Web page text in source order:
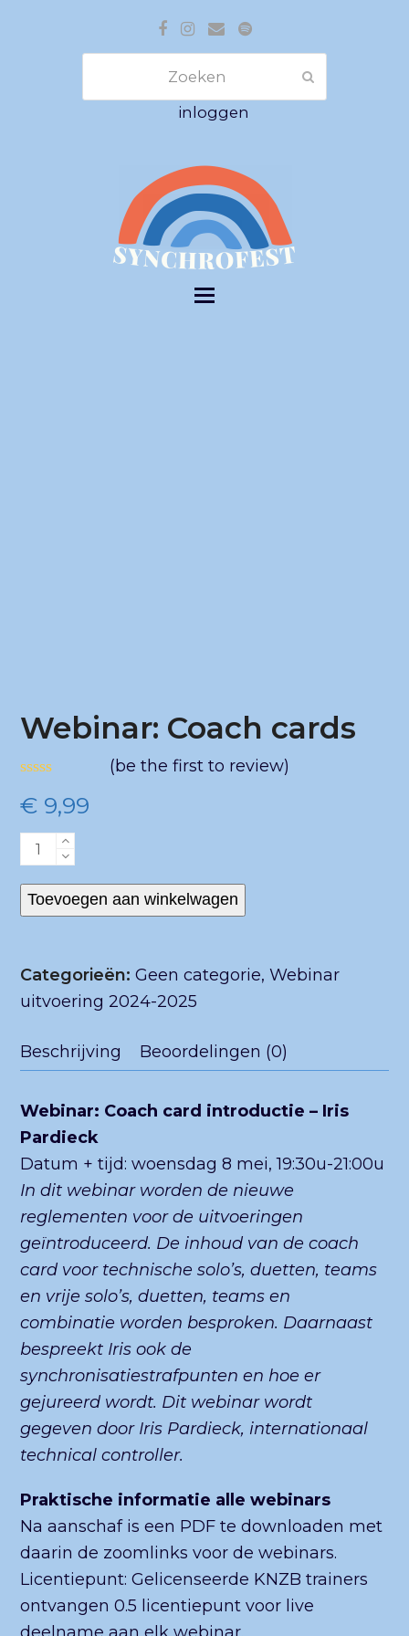
Facebook
Instagram
E-
mail
Spotify
inloggen
Webinar: Coach cards
0
(be the first to review)
€ 9,99
Webinar:
Coach
cards
Toevoegen aan winkelwagen
Categorieën: Geen categorie,Webinar
uitvoering 2024-2025
Beschrijving Beoordelingen (0)
Webinar: Coach card introductie – Iris
Pardieck
Datum + tijd: woensdag 8 mei, 19:30u-21:00u
In dit webinar worden de nieuwe
reglementen voor de uitvoeringen
geïntroduceerd. De inhoud van de coach
card voor technische solo’s, duetten, teams
en vrije solo’s, duetten, teams en
combinatie worden besproken. Daarnaast
bespreekt Iris ook de
synchronisatiestrafpunten en hoe er
gejureerd wordt. Dit webinar wordt
gegeven door Iris Pardieck, internationaal
technical controller.
Praktische informatie alle webinars
Na aanschaf is een PDF te downloaden met
daarin de zoomlinks voor de webinars.
Licentiepunt: Gelicenseerde KNZB trainers
ontvangen 0.5 licentiepunt voor live